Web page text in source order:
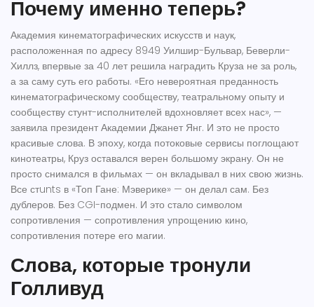
Почему именно теперь?
Академия кинематографических искусств и наук,
расположенная по адресу 8949 Уилшир-Бульвар, Беверли-
Хиллз, впервые за 40 лет решила наградить Круза не за роль,
а за саму суть его работы. «Его невероятная преданность
кинематографическому сообществу, театральному опыту и
сообществу стунт-исполнителей вдохновляет всех нас», —
заявила президент Академии Джанет Янг. И это не просто
красивые слова. В эпоху, когда потоковые сервисы поглощают
кинотеатры, Круз оставался верен большому экрану. Он не
просто снимался в фильмах — он вкладывал в них свою жизнь.
Все стunts в «Топ Гане: Мэверике» — он делал сам. Без
дублеров. Без CGI-подмен. И это стало символом
сопротивления — сопротивления упрощению кино,
сопротивления потере его магии.
Слова, которые тронули
Голливуд